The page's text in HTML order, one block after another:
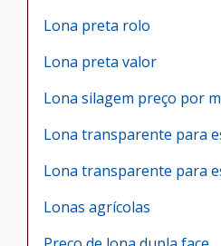
Lona preta rolo
Lona preta valor
Lona silagem preço por
Lona transparente para
Lona transparente para
Lonas agrícolas